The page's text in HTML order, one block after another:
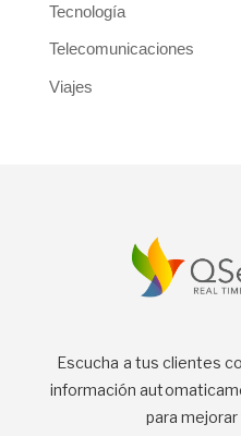
Tecnología
Telecomunicaciones
Viajes
Escucha a tus clientes
información
para